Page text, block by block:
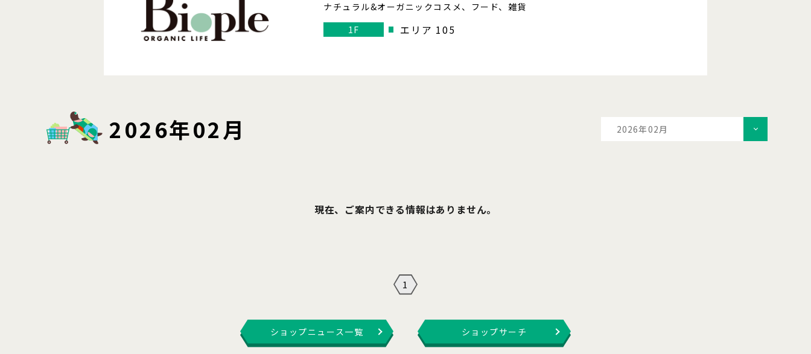
ナチュラル&オーガニックコスメ、フード、雑貨
1F
エリア 105
2026年02月
2026年02月
現在、ご案内できる情報はありません。
1
ショップニュース一覧 ショップサーチ